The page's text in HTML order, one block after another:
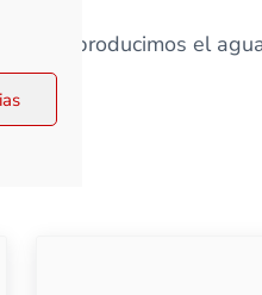
vez reproducimos el